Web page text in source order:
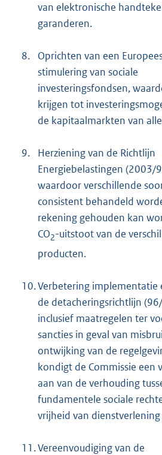
van elektronische
garanderen.
8.
Oprichten van een
stimulering van sociale
investeringsfondsen,
krijgen tot
de kapitaalmarkten van
9.
Herziening van de Richtlijn
Energiebelastingen (2003/
waardoor verschillende
consistent behandeld
rekening gehouden kan
CO2-uitstoot van de
producten.
10.Verbetering implementatie
de detacheringsrichtlijn
inclusief maatregelen ter
sancties in geval van
ontwijking van de
kondigt de Commissie een
aan van de verhouding
fundamentele sociale
vrijheid van
11.Vereenvoudiging van de